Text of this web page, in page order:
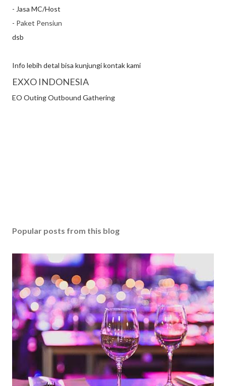
- Jasa MC/Host
- Paket Pensiun
dsb
Info lebih detal bisa kunjungi kontak kami
EXXO INDONESIA
EO Outing Outbound Gathering
Popular posts from this blog